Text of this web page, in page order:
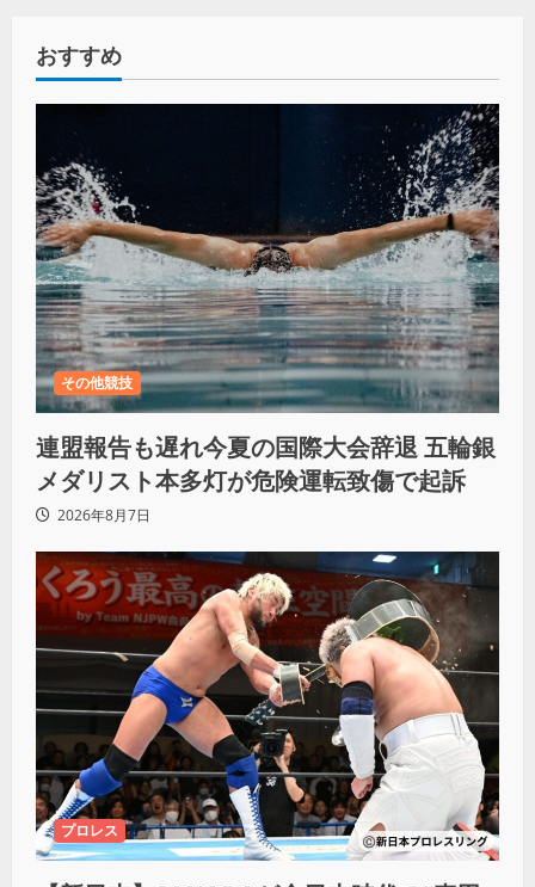
おすすめ
その他競技
連盟報告も遅れ今夏の国際大会辞退 五輪銀
メダリスト本多灯が危険運転致傷で起訴
2026年8月7日
プロレス